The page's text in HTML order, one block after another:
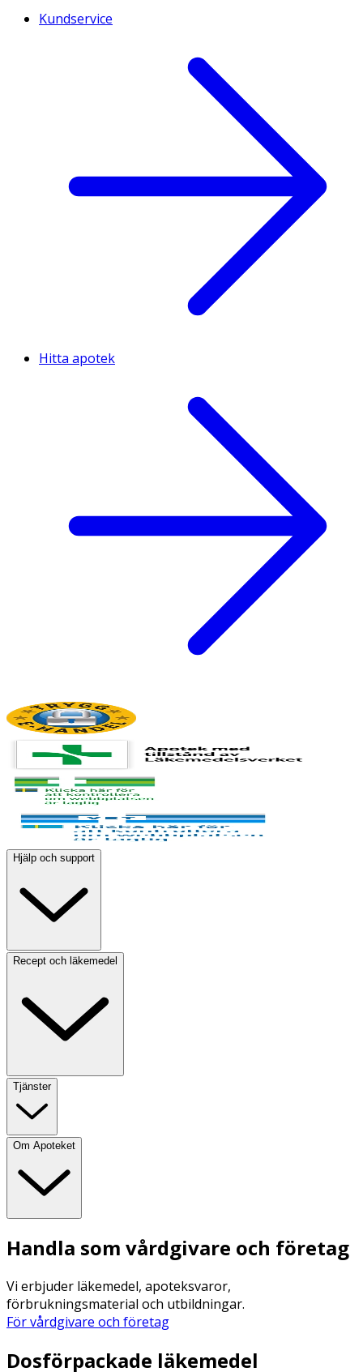
Kundservice
Hitta apotek
Hjälp och support
Recept och läkemedel
Tjänster
Om Apoteket
Handla som vårdgivare och företag
Vi erbjuder läkemedel, apoteksvaror,
förbrukningsmaterial och utbildningar.
För vårdgivare och företag
Dosförpackade läkemedel